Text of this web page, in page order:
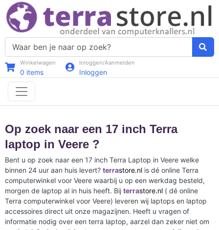
Winkelwagen
0 items
Inloggen/Aanmelden
Inloggen
Op zoek naar een 17 inch Terra
laptop in Veere ?
Bent u op zoek naar een 17 inch Terra Laptop in Veere welke
binnen 24 uur aan huis levert? terrastore.nl is dé online Terra
computerwinkel voor Veere waarbij u op een werkdag besteld,
morgen de laptop al in huis heeft. Bij terrastore.nl ( dé online
Terra computerwinkel voor Veere) leveren wij laptops en laptop
accessoires direct uit onze magazijnen. Heeft u vragen of
informatie nodig over een terra laptop, aarzel dan zeker niet om